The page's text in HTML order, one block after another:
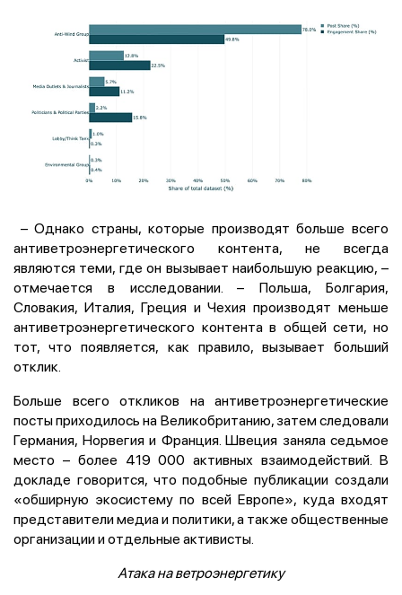
– Однако страны, которые производят больше всего
антиветроэнергетического контента, не всегда
являются теми, где он вызывает наибольшую реакцию, –
отмечается в исследовании. – Польша, Болгария,
Словакия, Италия, Греция и Чехия производят меньше
антиветроэнергетического контента в общей сети, но
тот, что появляется, как правило, вызывает больший
отклик.
Больше всего откликов на антиветроэнергетические
посты приходилось на Великобританию, затем следовали
Германия, Норвегия и Франция. Швеция заняла седьмое
место – более 419 000 активных взаимодействий. В
докладе говорится, что подобные публикации создали
«обширную экосистему по всей Европе», куда входят
представители медиа и политики, а также общественные
организации и отдельные активисты.
Атака на ветроэнергетику